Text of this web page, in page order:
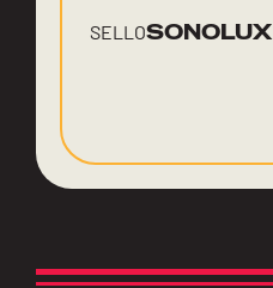
SELLOSONOLUX